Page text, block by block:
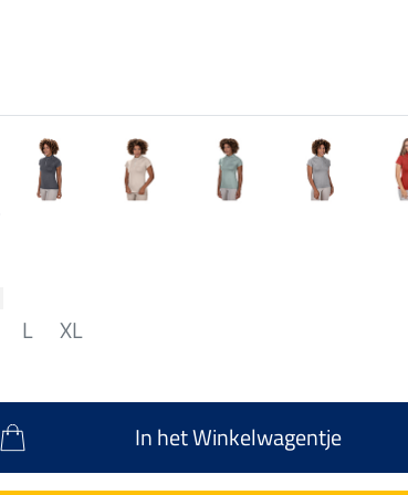
L XL
In het Winkelwagentje